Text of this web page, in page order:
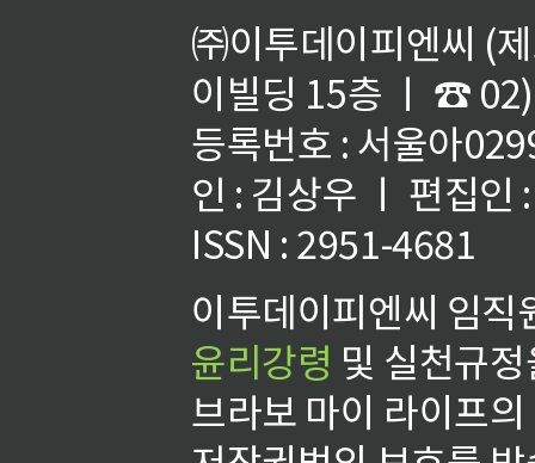
㈜이투데이피엔씨 (
이빌딩 15층 ㅣ ☎
등록번호 : 서울아
인 : 김상우 ㅣ 편집인
ISSN : 2951-4681
이투데이피엔씨 임
윤리강령 및 실천규
브라보 마이 라이프